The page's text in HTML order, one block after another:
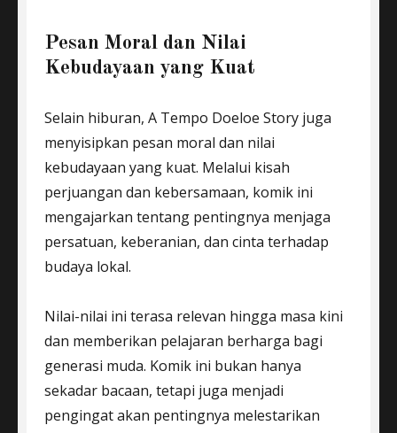
Pesan Moral dan Nilai
Kebudayaan yang Kuat
Selain hiburan, A Tempo Doeloe Story juga
menyisipkan pesan moral dan nilai
kebudayaan yang kuat. Melalui kisah
perjuangan dan kebersamaan, komik ini
mengajarkan tentang pentingnya menjaga
persatuan, keberanian, dan cinta terhadap
budaya lokal.
Nilai-nilai ini terasa relevan hingga masa kini
dan memberikan pelajaran berharga bagi
generasi muda. Komik ini bukan hanya
sekadar bacaan, tetapi juga menjadi
pengingat akan pentingnya melestarikan